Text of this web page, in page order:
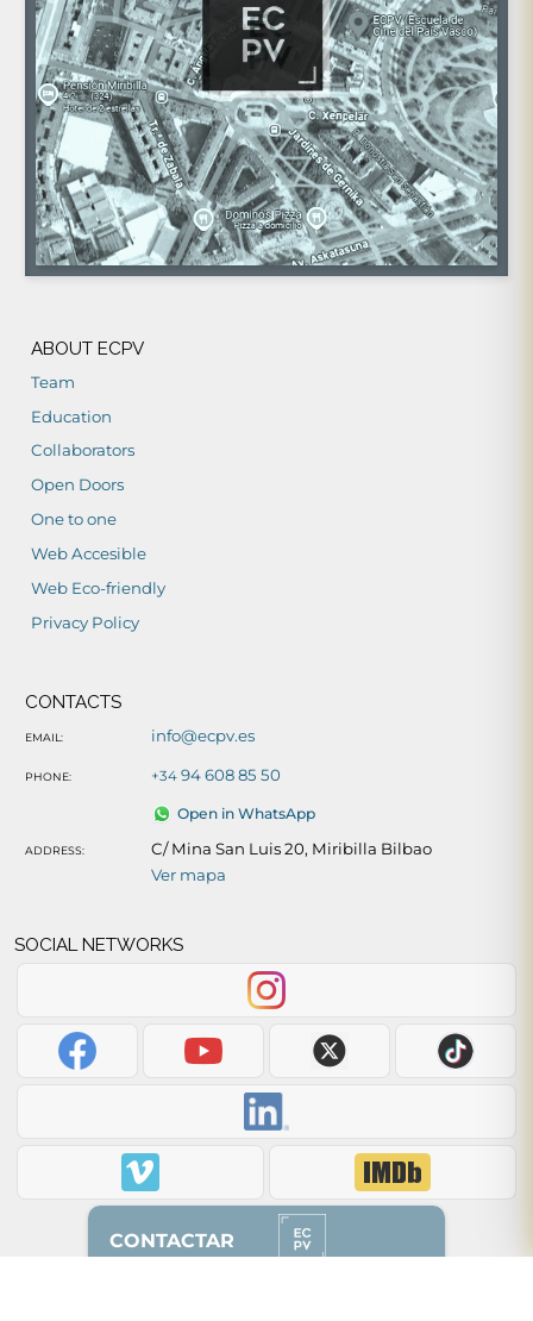
ABOUT ECPV
Team
Education
Collaborators
Open Doors
One to one
Web Accesible
Web Eco-friendly
Privacy Policy
CONTACTS
EMAIL: info@ecpv.es
PHONE: +3494 608 85 50
Open in WhatsApp
ADDRESS:
C/ Mina San Luis 20, Miribilla Bilbao
Ver mapa
SOCIAL NETWORKS
CONTACTAR